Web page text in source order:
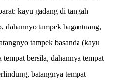
kayu gadang di tangah
dahannyo tampek bagantuang,
tampek basanda (kayu
tempat bersila, dahannya tempat
batangnya tempat